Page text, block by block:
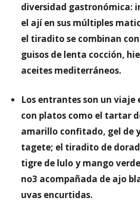
diversidad gastronómica:
el ají en sus múltiples
el tiradito se combinan
guisos de lenta cocción,
aceites mediterráneos.
Los entrantes son un
con platos como el tartar
amarillo confitado, gel de
tagete; el tiradito de
tigre de lulo y mango
no3 acompañada de ajo
uvas encurtidas.